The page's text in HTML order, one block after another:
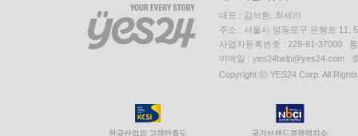
대표 : 김석환, 최세라
주소 : 서울시 영등포구 은행로 11,
사업자등록번호 : 229-81-37000
이메일 : yes24help@yes24.com
Copyright ⓒ YES24 Corp. All